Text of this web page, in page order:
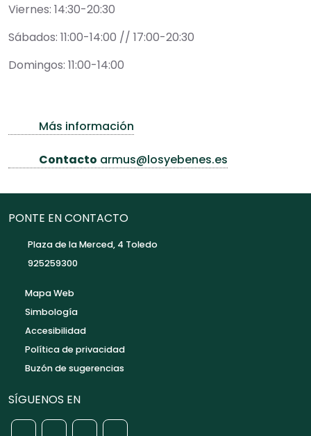
Viernes: 14:30-20:30
Sábados: 11:00-14:00 // 17:00-20:30
Domingos: 11:00-14:00
Más información
Contacto armus@losyebenes.es
PONTE EN CONTACTO
Plaza de la Merced, 4 Toledo
925259300
Mapa Web
Simbología
Accesibilidad
Política de privacidad
Buzón de sugerencias
SÍGUENOS EN